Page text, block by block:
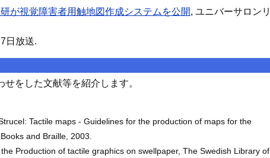
が視覚障害者用触地図作成システムを公開, ユニバーサロンリ
日放送.
をした文献等を紹介します。
Tactile maps - Guidelines for the production of maps for the
and Braille, 2003.
Production of tactile graphics on swellpaper, The Swedish Library of